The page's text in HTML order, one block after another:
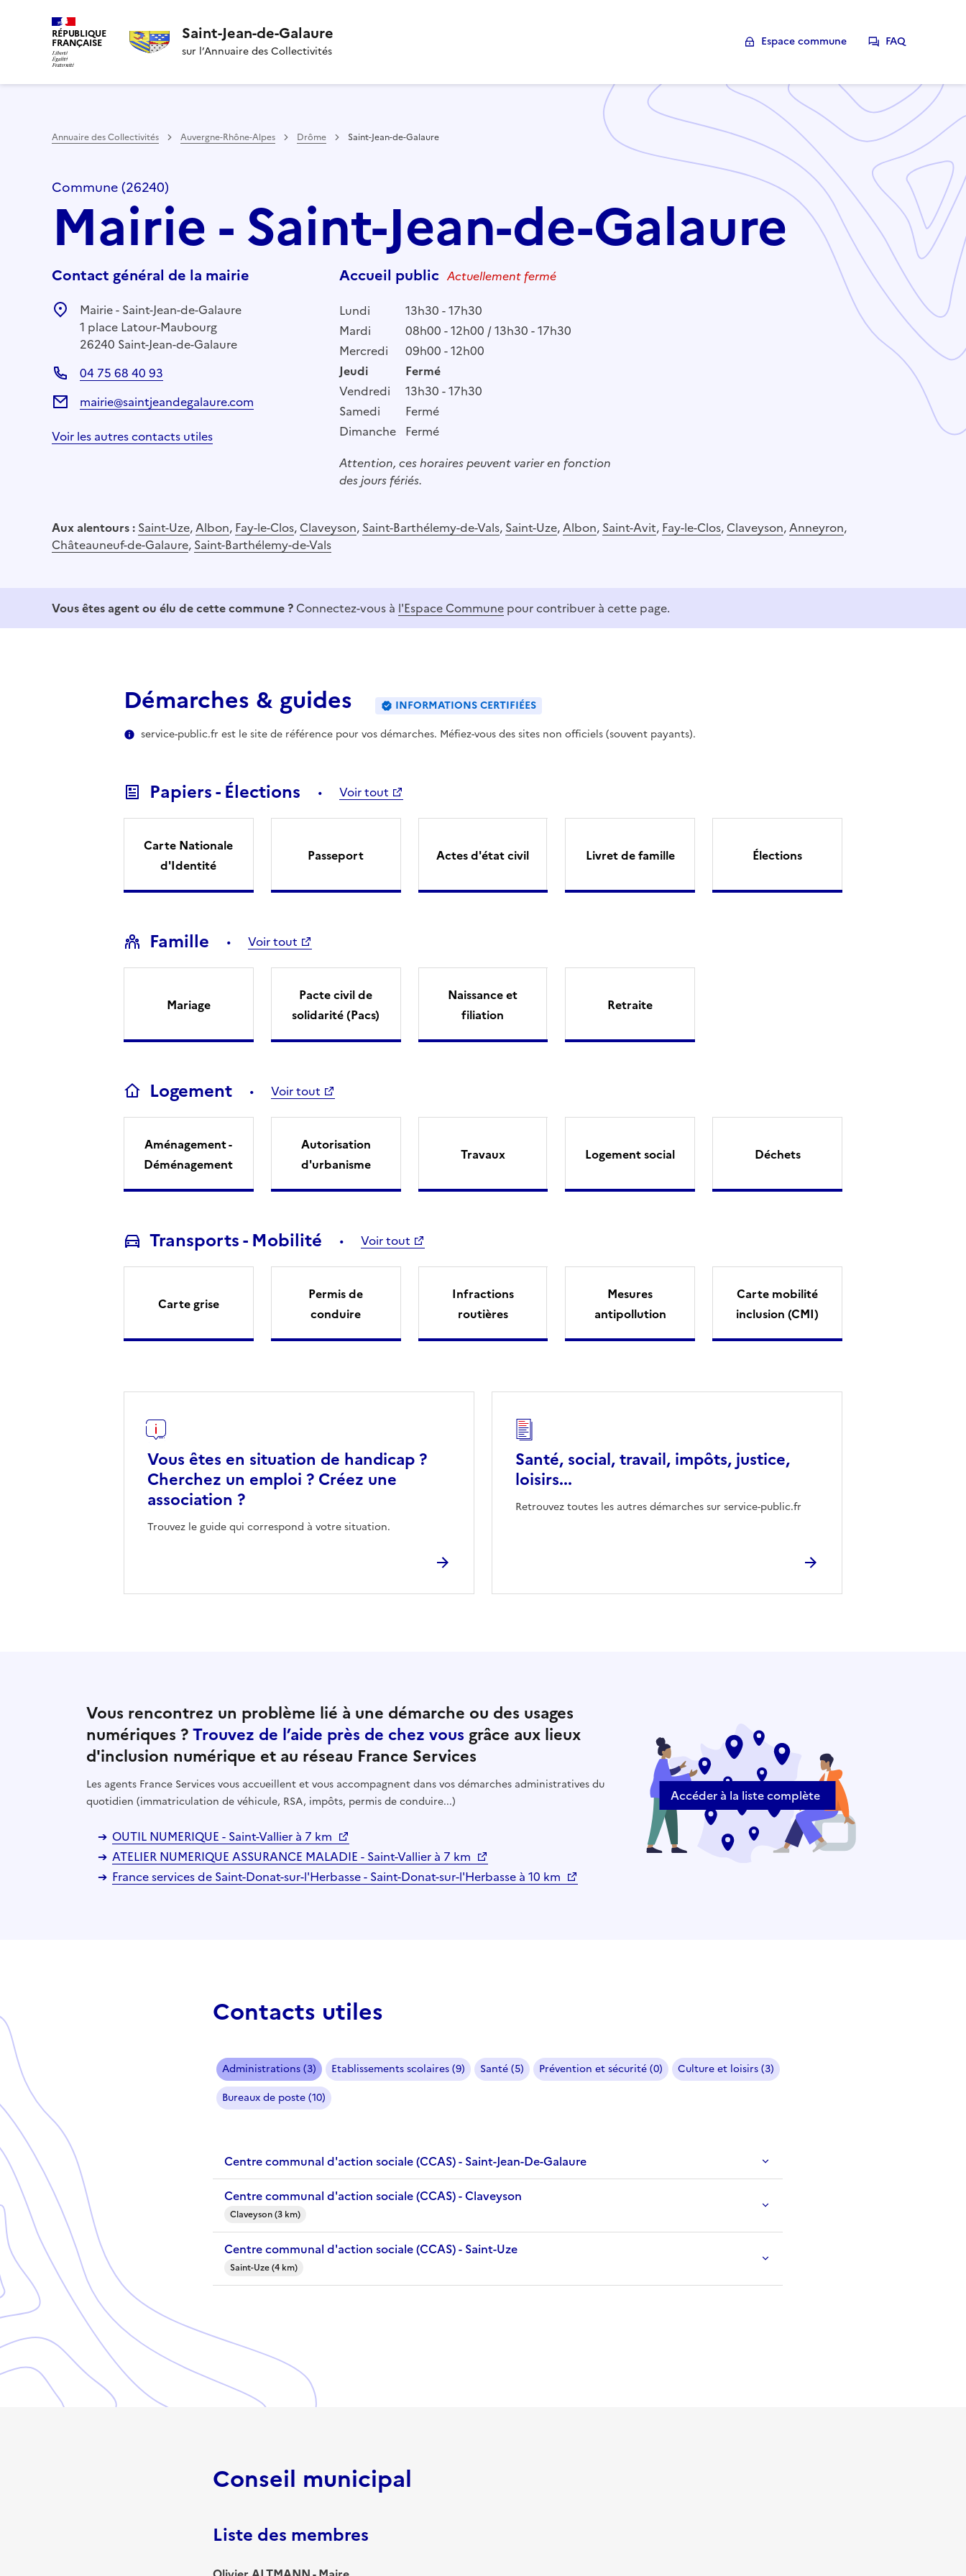
RÉPUBLIQUE
FRANÇAISE Saint-Jean-de-Galaure
sur l’Annuaire des Collectivités
Espace commune FAQ
Annuaire des Collectivités Auvergne-Rhône-Alpes Drôme Saint-Jean-de-Galaure
Commune (26240)
Mairie - Saint-Jean-de-Galaure
Contact général de la mairie
Mairie - Saint-Jean-de-Galaure
1 place Latour-Maubourg
26240 Saint-Jean-de-Galaure
04 75 68 40 93
mairie@saintjeandegalaure.com
Voir les autres contacts utiles
Accueil public Actuellement fermé
Lundi
13h30 - 17h30
Mardi
08h00 - 12h00 / 13h30 - 17h30
Mercredi
09h00 - 12h00
Jeudi
Fermé
Vendredi
13h30 - 17h30
Samedi
Fermé
Dimanche Fermé
Attention, ces horaires peuvent varier en fonction
des jours fériés.
Aux alentours : Saint-Uze,Albon, Fay-le-Clos, Claveyson, Saint-Barthélemy-de-Vals, Saint-Uze,Albon, Saint-Avit, Fay-le-Clos, Claveyson,Anneyron,
Châteauneuf-de-Galaure, Saint-Barthélemy-de-Vals
Vous êtes agent ou élu de cette commune ? Connectez-vous à l'Espace Commune pour contribuer à cette page.
Démarches & guides
INFORMATIONS CERTIFIÉES
service-public.fr est le site de référence pour vos démarches. Méfiez-vous des sites non officiels (souvent payants).
Papiers - Élections Voir tout
Carte Nationale
d'Identité
Passeport Actes d'état civil Livret de famille Élections
Famille Voir tout
Mariage
Pacte civil de
solidarité (Pacs)
Naissance et
filiation
Retraite
Logement Voir tout
Aménagement -
Déménagement
Autorisation
d'urbanisme
Travaux Logement social Déchets
Transports - Mobilité Voir tout
Carte grise
Permis de
conduire
Infractions
routières
Mesures
antipollution
Carte mobilité
inclusion (CMI)
Vous êtes en situation de handicap ?
Cherchez un emploi ? Créez une
association ?
Trouvez le guide qui correspond à votre situation.
Santé, social, travail, impôts, justice,
loisirs...
Retrouvez toutes les autres démarches sur service-public.fr
Vous rencontrez un problème lié à une démarche ou des usages
numériques ?Trouvez de l’aide près de chez vous grâce aux lieux
d'inclusion numérique et au réseau France Services
Les agents France Services vous accueillent et vous accompagnent dans vos démarches administratives du
quotidien (immatriculation de véhicule, RSA, impôts, permis de conduire...)
OUTIL NUMERIQUE - Saint-Vallier à 7 km
ATELIER NUMERIQUE ASSURANCE MALADIE - Saint-Vallier à 7 km
France services de Saint-Donat-sur-l'Herbasse - Saint-Donat-sur-l'Herbasse à 10 km
Accéder à la liste complète
Contacts utiles
Administrations (3) Etablissements scolaires (9) Santé (5) Prévention et sécurité (0)
Culture et loisirs (3)
Bureaux de poste (10)
Centre communal d'action sociale (CCAS) - Saint-Jean-De-Galaure
Centre communal d'action sociale (CCAS) - Claveyson
Claveyson (3 km)
Centre communal d'action sociale (CCAS) - Saint-Uze
Saint-Uze (4 km)
Conseil municipal
Liste des membres